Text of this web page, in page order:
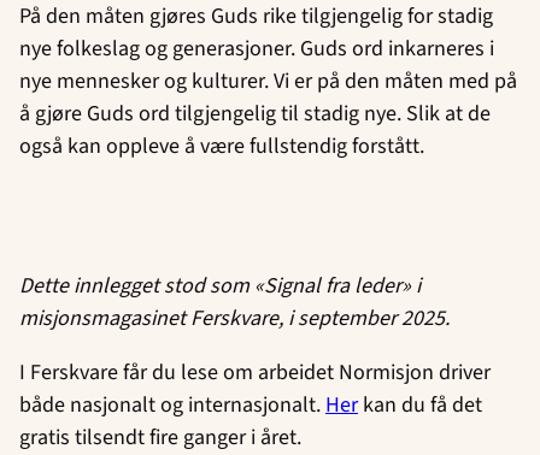
På den måten gjøres Guds rike tilgjengelig for stadig
nye folkeslag og generasjoner. Guds ord inkarneres i
nye mennesker og kulturer. Vi er på den måten med på
å gjøre Guds ord tilgjengelig til stadig nye. Slik at de
også kan oppleve å være fullstendig forstått.
Dette innlegget stod som «Signal fra leder» i
misjonsmagasinet Ferskvare, i september 2025.
I Ferskvare får du lese om arbeidet Normisjon driver
både nasjonalt og internasjonalt.Herkan du få det
gratis tilsendt fire ganger i året.